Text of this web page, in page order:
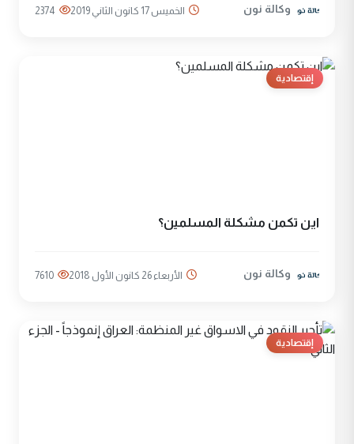
وكالة نون الخميس 17 كانون الثاني 2019 2374
إقتصادية
اين تكمن مشكلة المسلمين؟
وكالة نون الأربعاء 26 كانون الأول 2018 7610
إقتصادية